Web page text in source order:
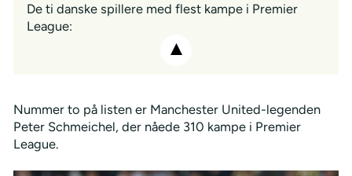
De ti danske spillere med flest kampe i Premier
League:
Nummer to på listen er Manchester United-legenden
Peter Schmeichel, der nåede 310 kampe i Premier
League.